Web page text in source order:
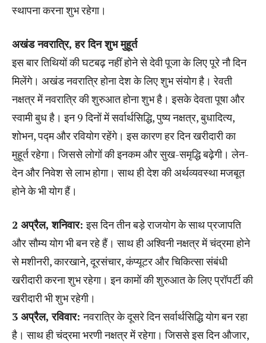
स्थापना करना शुभ रहेगा।
अखंड नवरात्रि, हर दिन शुभ मुहूर्त
इस बार तिथियों की घटबढ़ नहीं होने से देवी पूजा के लिए पूरे नौ दिन
मिलेंगे। अखंड नवरात्रि होना देश के लिए शुभ संयोग है। रेवती
नक्षत्र में नवरात्रि की शुरुआत होना शुभ है। इसके देवता पूषा और
स्वामी बुध है। इन 9 दिनों में सर्वार्थसिद्धि, पुष्य नक्षत्र, बुधादित्य,
शोभन, पद्म और रवियोग रहेंगे। इस कारण हर दिन खरीदारी का
मुहूर्त रहेगा। जिससे लोगों की इनकम और सुख-समृद्धि बढ़ेगी। लेन-
देन और निवेश से लाभ होगा। साथ ही देश की अर्थव्यवस्था मजबूत
होने के भी योग हैं।
2 अप्रैल, शनिवार:इस दिन तीन बड़े राजयोग के साथ प्रजापति
और सौम्य योग भी बन रहे हैं। साथ ही अश्विनी नक्षत्र में चंद्रमा होने
से मशीनरी, कारखाने, दूरसंचार, कंप्यूटर और चिकित्सा संबंधी
खरीदारी करना शुभ रहेगा। इन कामों की शुरुआत के लिए प्रॉपर्टी की
खरीदारी भी शुभ रहेगी।
3 अप्रैल, रविवार:नवरात्रि के दूसरे दिन सर्वार्थसिद्धि योग बन रहा
है। साथ ही चंद्रमा भरणी नक्षत्र में रहेगा। जिससे इस दिन औजार,